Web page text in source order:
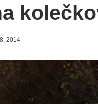
2014